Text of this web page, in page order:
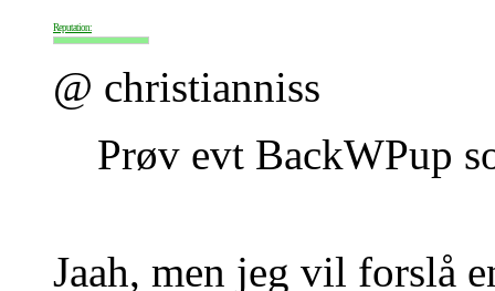
Reputation:
@ christianniss
Prøv evt BackWPup
Jaah, men jeg vil forslå